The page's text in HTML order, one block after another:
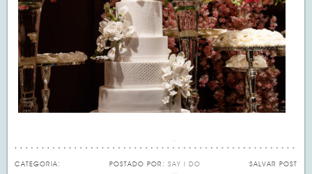
CATEGORIA: SALVAR POST
POSTADO POR: SAY I DO